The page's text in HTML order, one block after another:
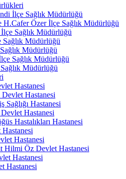
İlçe Sağlık Müdürlüğü
H.Cafer Özer İlçe Sağlık Müdürlüğü
İlçe Sağlık Müdürlüğü
Sağlık Müdürlüğü
Müdürlüğü
Sağlık Müdürlüğü
Müdürlüğü
Hastanesi
Devlet Hastanesi
Sağlığı Hastanesi
Hastanesi
Hastalıkları Hastanesi
Hastanesi
Hilmi Öz Devlet Hastanesi
Hastanesi
Hastanesi